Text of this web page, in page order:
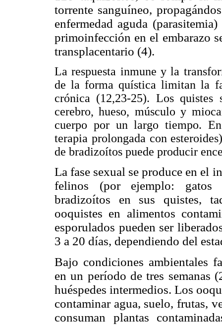
torrente sanguíneo,
enfermedad aguda
primoinfección en el embarazo
transplacentario (4).
La respuesta inmune y la
de la forma quística limitan la
crónica (12,23-25). Los
cerebro, hueso, músculo y
cuerpo por un largo tiempo.
terapia prolongada con
de bradizoítos puede producir
La fase sexual se produce en el
felinos (por ejemplo: gatos
bradizoítos en sus quistes,
ooquistes en alimentos
esporulados pueden ser
3 a 20 días, dependiendo del
Bajo condiciones ambientales
en un período de tres semanas
huéspedes intermedios. Los
contaminar agua, suelo, frutas,
consuman plantas